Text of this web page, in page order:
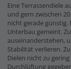
Eine Terrassendiele
und gern zwischen
nicht gerade
Unterbau gemeint.
auseinanderstehen,
Stabilität verlieren.
Dielen nicht zu
Durchlüftung